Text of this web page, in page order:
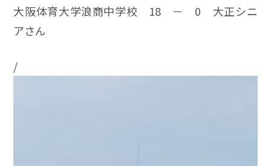
大阪体育大学浪商中学校 18 － 0 大正シニ
アさん
/